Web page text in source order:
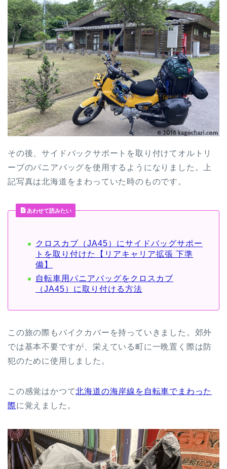
その後、サイドバックサポートを取り付けてオルトリ
ーブのパニアバッグを使用するようになりました。上
記写真は北海道をまわっていた時のものです。
あわせて読みたい
クロスカブ（JA45）にサイドバッグサポー
トを取り付けた【リアキャリア拡張 下準
備】
自転車用パニアバッグをクロスカブ
（JA45）に取り付ける方法
この旅の際もバイクカバーを持っていきました。郊外
では基本不要ですが、栄えている町に一晩置く際は防
犯のために使用しました。
この感覚はかつて北海道の海岸線を自転車でまわった
際に覚えました。